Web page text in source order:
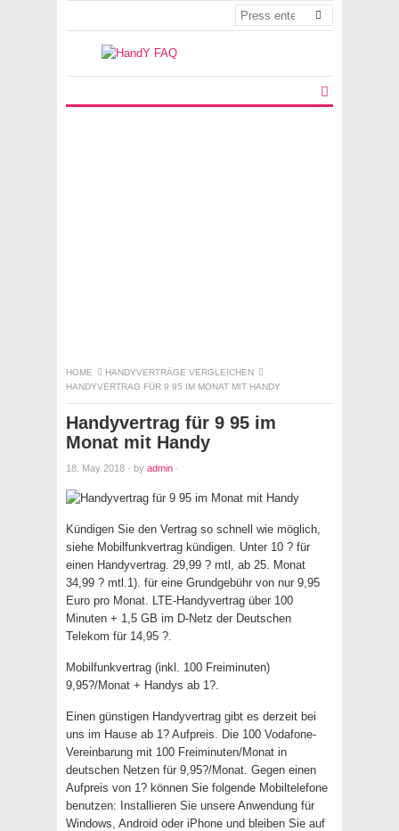
HOME
HANDYVERTRÄGE VERGLEICHEN
HANDYVERTRAG FÜR 9 95 IM MONAT MIT HANDY
Handyvertrag für 9 95 im
Monat mit Handy
18. May 2018 · by admin ·
Kündigen Sie den Vertrag so schnell wie möglich,
siehe Mobilfunkvertrag kündigen. Unter 10 ? für
einen Handyvertrag. 29,99 ? mtl, ab 25. Monat
34,99 ? mtl.1). für eine Grundgebühr von nur 9,95
Euro pro Monat. LTE-Handyvertrag über 100
Minuten + 1,5 GB im D-Netz der Deutschen
Telekom für 14,95 ?.
Mobilfunkvertrag (inkl. 100 Freiminuten)
9,95?/Monat + Handys ab 1?.
Einen günstigen Handyvertrag gibt es derzeit bei
uns im Hause ab 1? Aufpreis. Die 100 Vodafone-
Vereinbarung mit 100 Freiminuten/Monat in
deutschen Netzen für 9,95?/Monat. Gegen einen
Aufpreis von 1? können Sie folgende Mobiltelefone
benutzen: Installieren Sie unsere Anwendung für
Windows, Android oder iPhone und bleiben Sie auf